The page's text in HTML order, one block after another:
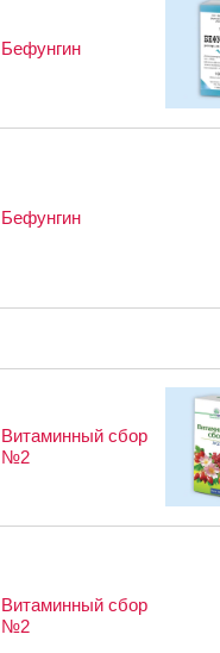
Бефунгин
Бефунгин
Витаминный сбор
№2
Витаминный сбор
№2